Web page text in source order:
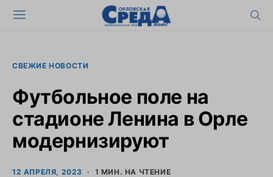
СВЕЖИЕ НОВОСТИ
Футбольное поле на
стадионе Ленина в Орле
модернизируют
12 АПРЕЛЯ, 2023 1 МИН. НА ЧТЕНИЕ